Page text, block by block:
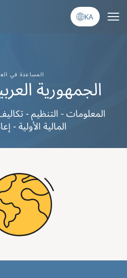
KA
المساعدة في
الجمهورية
المعلومات - التنظيم -
المالية الأولية -